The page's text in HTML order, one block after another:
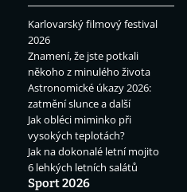
Karlovarský filmový festival
2026
Znamení, že jste potkali
někoho z minulého života
Astronomické úkazy 2026:
zatmění slunce a další
Jak obléci miminko při
vysokých teplotách?
Jak na dokonalé letní mojito
6 lehkých letních salátů
Sport 2026